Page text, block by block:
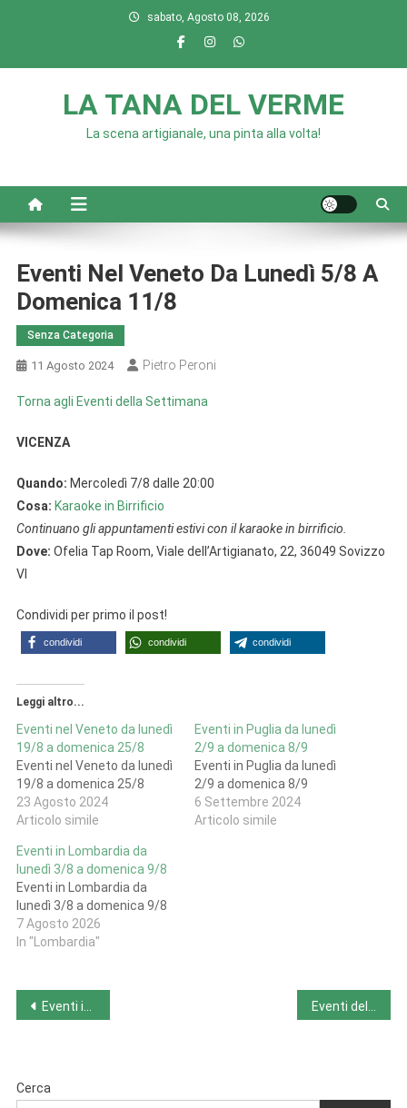
sabato, Agosto 08, 2026
LA TANA DEL VERME
La scena artigianale, una pinta alla volta!
Eventi Nel Veneto Da Lunedì 5/8 A
Domenica 11/8
Senza Categoria
11 Agosto 2024 Pietro Peroni
Torna agli Eventi della Settimana
VICENZA
Quando: Mercoledì 7/8 dalle 20:00
Cosa: Karaoke in Birrificio
Continuano gli appuntamenti estivi con il karaoke in birrificio.
Dove: Ofelia Tap Room, Viale dell’Artigianato, 22, 36049 Sovizzo
VI
Condividi per primo il post!
condividi condividi condividi
Leggi altro...
Eventi nel Veneto da lunedì
19/8 a domenica 25/8
Eventi nel Veneto da lunedì
19/8 a domenica 25/8
23 Agosto 2024
Articolo simile
Eventi in Puglia da lunedì
2/9 a domenica 8/9
Eventi in Puglia da lunedì
2/9 a domenica 8/9
6 Settembre 2024
Articolo simile
Eventi in Lombardia da
lunedì 3/8 a domenica 9/8
Eventi in Lombardia da
lunedì 3/8 a domenica 9/8
7 Agosto 2026
In "Lombardia"
Navigazione
Eventi in Valle d’Aosta da lunedì 5/8 a domenica 11/8
Cerca